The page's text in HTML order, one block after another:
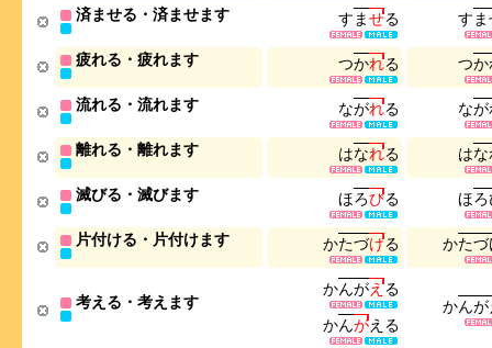
済ませる・済ませます す ませる す ま
疲れる・疲れます つかれる つか
流れる・流れます ながれる なが
離れる・離れます はなれる はな
滅びる・滅びます ほろびる ほろ
片付ける・片付けます かたづける かたづ
考える・考えます
かんがえる
かんがえ る
かんが